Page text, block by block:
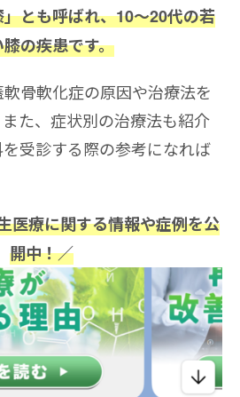
とも呼ばれ、10〜20代の若
の疾患です。
骨軟化症の原因や治療法を
た、症状別の治療法も紹介
受診する際の参考になれば
医療に関する情報や症例を公
開中！／